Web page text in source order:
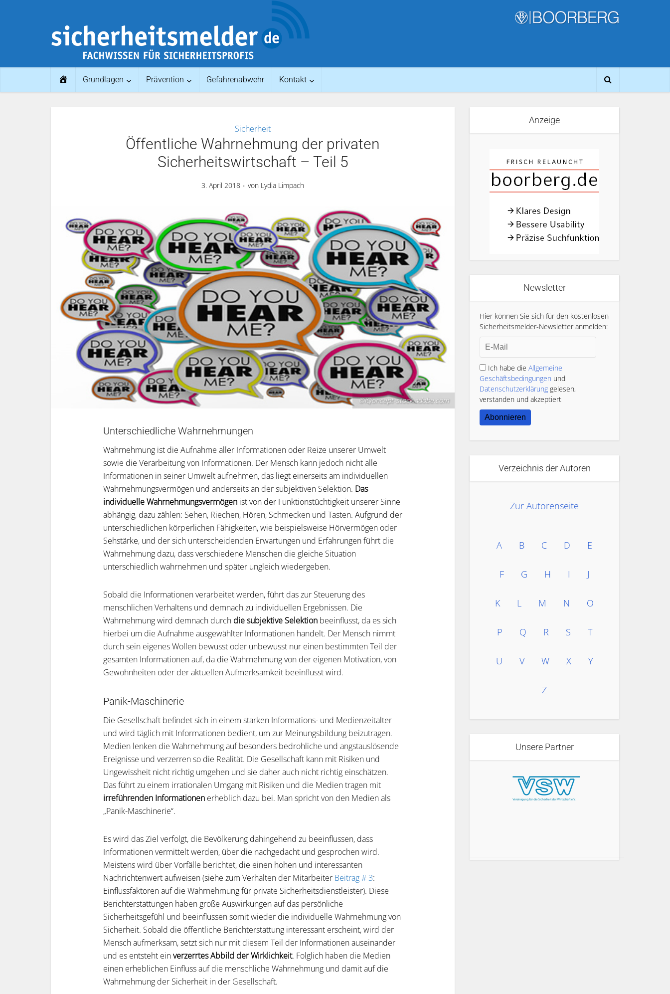
HomeGrundlagen Prävention Gefahrenabwehr Kontakt
Sicherheit
Öffentliche Wahrnehmung der privaten
Sicherheitswirtschaft – Teil 5
3. April 2018 von Lydia Limpach
©iQoncept-stock.adobe.com
Unterschiedliche Wahrnehmungen
Wahrnehmung ist die Aufnahme aller Informationen oder Reize unserer Umwelt
sowie die Verarbeitung von Informationen. Der Mensch kann jedoch nicht alle
Informationen in seiner Umwelt aufnehmen, das liegt einerseits am individuellen
Wahrnehmungsvermögen und anderseits an der subjektiven Selektion. Das
individuelle Wahrnehmungsvermögen ist von der Funktionstüchtigkeit unserer Sinne
abhängig, dazu zählen: Sehen, Riechen, Hören, Schmecken und Tasten. Aufgrund der
unterschiedlichen körperlichen Fähigkeiten, wie beispielsweise Hörvermögen oder
Sehstärke, und der sich unterscheidenden Erwartungen und Erfahrungen führt die
Wahrnehmung dazu, dass verschiedene Menschen die gleiche Situation
unterschiedlich wahrnehmen und später ungleich wiedergeben.
Sobald die Informationen verarbeitet werden, führt das zur Steuerung des
menschlichen Verhaltens und demnach zu individuellen Ergebnissen. Die
Wahrnehmung wird demnach durch die subjektive Selektion beeinflusst, da es sich
hierbei um die Aufnahme ausgewählter Informationen handelt. Der Mensch nimmt
durch sein eigenes Wollen bewusst oder unbewusst nur einen bestimmten Teil der
gesamten Informationen auf, da die Wahrnehmung von der eigenen Motivation, von
Gewohnheiten oder der aktuellen Aufmerksamkeit beeinflusst wird.
Panik-Maschinerie
Die Gesellschaft befindet sich in einem starken Informations- und Medienzeitalter
und wird täglich mit Informationen bedient, um zur Meinungsbildung beizutragen.
Medien lenken die Wahrnehmung auf besonders bedrohliche und angstauslösende
Ereignisse und verzerren so die Realität. Die Gesellschaft kann mit Risiken und
Ungewissheit nicht richtig umgehen und sie daher auch nicht richtig einschätzen.
Das führt zu einem irrationalen Umgang mit Risiken und die Medien tragen mit
irreführenden Informationen erheblich dazu bei. Man spricht von den Medien als
„Panik-Maschinerie“.
Es wird das Ziel verfolgt, die Bevölkerung dahingehend zu beeinflussen, dass
Informationen vermittelt werden, über die nachgedacht und gesprochen wird.
Meistens wird über Vorfälle berichtet, die einen hohen und interessanten
Nachrichtenwert aufweisen (siehe zum Verhalten der Mitarbeiter Beitrag # 3:
Einflussfaktoren auf die Wahrnehmung für private Sicherheitsdienstleister). Diese
Berichterstattungen haben große Auswirkungen auf das persönliche
Sicherheitsgefühl und beeinflussen somit wieder die individuelle Wahrnehmung von
Sicherheit. Sobald die öffentliche Berichterstattung interessant erscheint, wird der
Mensch aufmerksam, setzt sich nur mit diesem Teil der Informationen auseinander
und es entsteht einverzerrtes Abbild der Wirklichkeit. Folglich haben die Medien
einen erheblichen Einfluss auf die menschliche Wahrnehmung und damit auf die
Wahrnehmung der Sicherheit in der Gesellschaft.
Anzeige
Newsletter
Hier können Sie sich für den kostenlosen
Sicherheitsmelder-Newsletter anmelden:
Ich habe die Allgemeine
Geschäftsbedingungen und
Datenschutzerklärung gelesen,
verstanden und akzeptiert
Abonnieren
Verzeichnis der Autoren
Zur Autorenseite
A B C D E
F G H I J
K L M N O
P Q R S T
U V W X Y
Z
Unsere Partner